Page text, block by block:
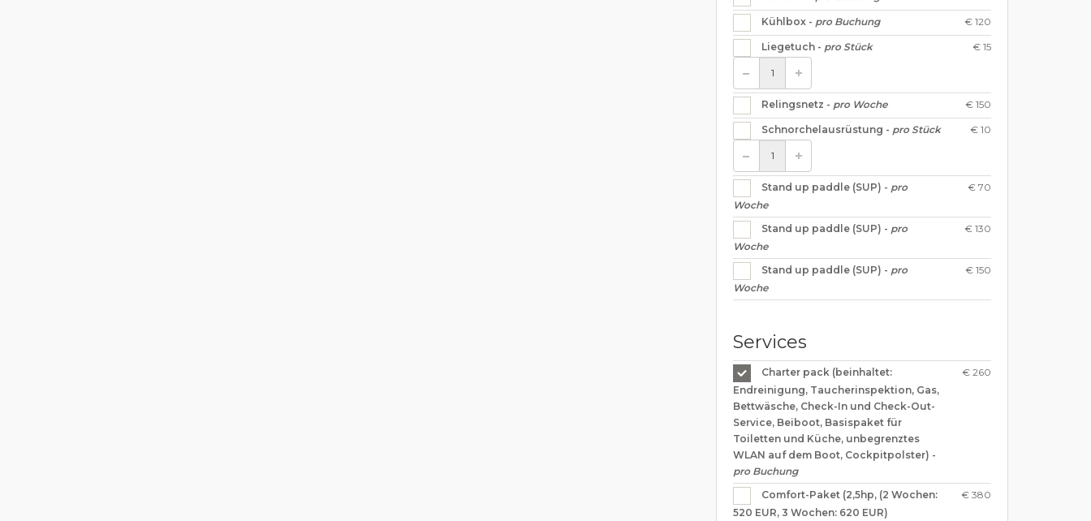
Kühlbox - pro Buchung € 120
Liegetuch - pro Stück € 15
Relingsnetz - pro Woche € 150
Schnorchelausrüstung - pro Stück € 10
Stand up paddle (SUP) - pro
Woche
€ 70
Stand up paddle (SUP) - pro
Woche
€ 130
Stand up paddle (SUP) - pro
Woche
€ 150
Services
Charter pack (beinhaltet:
Endreinigung, Taucherinspektion, Gas,
Bettwäsche, Check-In und Check-Out-
Service, Beiboot, Basispaket für
Toiletten und Küche, unbegrenztes
WLAN auf dem Boot, Cockpitpolster) -
pro Buchung
€ 260
Comfort-Paket (2,5hp, (2 Wochen:
520 EUR, 3 Wochen: 620 EUR)
€ 380